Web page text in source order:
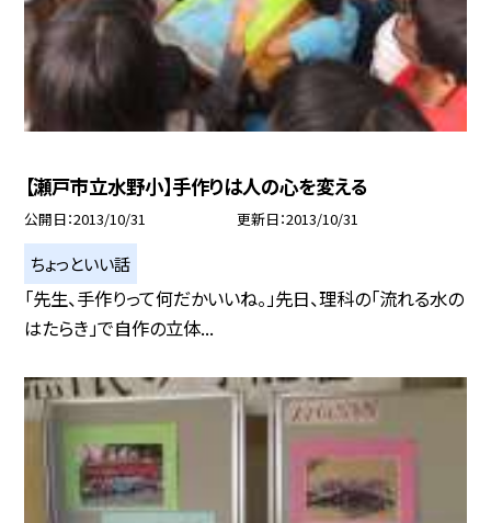
【瀬戸市立水野小】手作りは人の心を変える
公開日 2013/10/31 更新日 2013/10/31
ちょっといい話
「先生、手作りって何だかいいね。」先日、理科の「流れる水の
はたらき」で自作の立体...